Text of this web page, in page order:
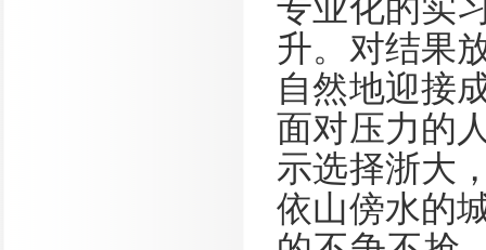
专业化的实
升。对结果
自然地迎接
面对压力的
示选择浙大
依山傍水的